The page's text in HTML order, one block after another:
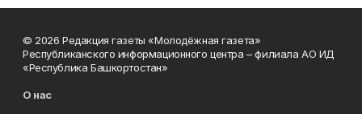
© 2026 Редакция газеты «Молодёжная газета»
Республиканского информационного центра – филиала АО ИД
«Республика Башкортостан»
О нас